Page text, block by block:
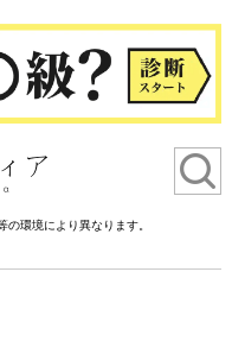
環境により異なります。